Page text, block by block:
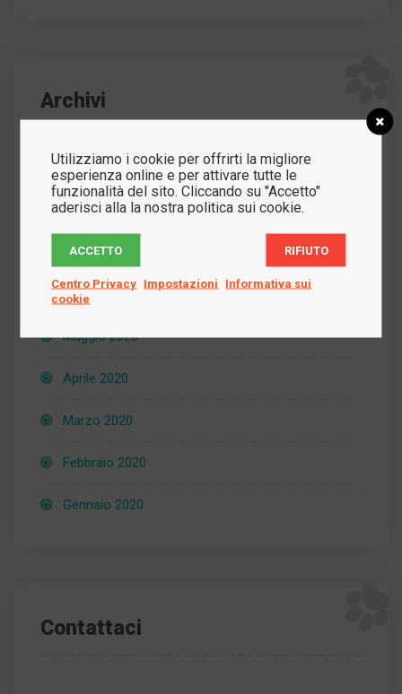
Archivi
Novembre 2021
Febbraio 2021
Dicembre 2020
Luglio 2020
Maggio 2020
Aprile 2020
Marzo 2020
Febbraio 2020
Gennaio 2020
Contattaci
Utilizziamo i cookie per offrirti la migliore
esperienza online e per attivare tutte le
funzionalità del sito. Cliccando su "Accetto"
aderisci alla la nostra politica sui cookie.
ACCETTO RIFIUTO
Centro Privacy Impostazioni
Informativa sui
cookie